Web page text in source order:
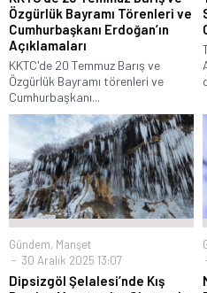
Özgürlük Bayramı Törenleri ve
Cumhurbaşkanı Erdoğan’ın
Açıklamaları
KKTC'de 20 Temmuz Barış ve
Özgürlük Bayramı törenleri ve
Cumhurbaşkanı...
Gündem, Manşet
30 Aralık 2025 13:07
Dipsizgöl Şelalesi’nde Kış